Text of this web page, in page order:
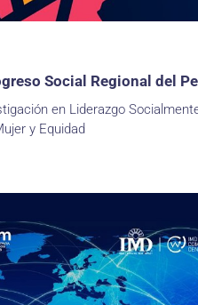
Social Regional del
en Liderazgo
y Equidad